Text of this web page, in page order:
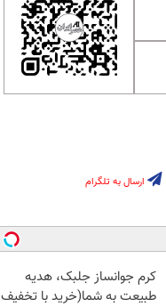
ارسال به تلگرام
کرم جوانساز جلبک، هدیه
طبیعت به شما(خرید با تخفیف